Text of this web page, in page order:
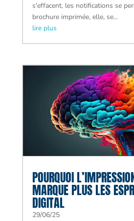
s'effacent, les notifications se
brochure imprimée, elle, se...
lire plus
POURQUOI
MARQUE PLUS LES
DIGITAL
29/06/25